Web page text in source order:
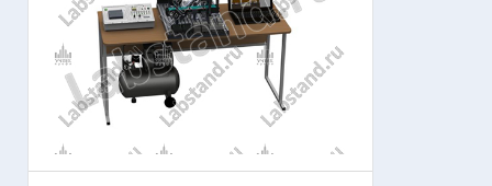
Номер телефона*
Ваш e-mail*